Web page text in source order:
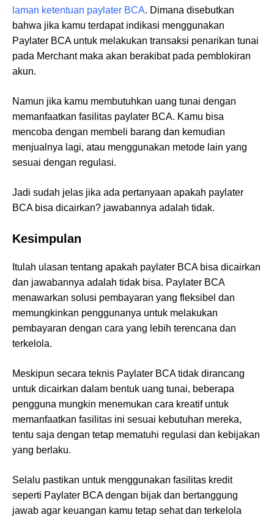
laman ketentuan paylater BCA. Dimana disebutkan
bahwa jika kamu terdapat indikasi menggunakan
Paylater BCA untuk melakukan transaksi penarikan tunai
pada Merchant maka akan berakibat pada pemblokiran
akun.
Namun jika kamu membutuhkan uang tunai dengan
memanfaatkan fasilitas paylater BCA. Kamu bisa
mencoba dengan membeli barang dan kemudian
menjualnya lagi, atau menggunakan metode lain yang
sesuai dengan regulasi.
Jadi sudah jelas jika ada pertanyaan apakah paylater
BCA bisa dicairkan? jawabannya adalah tidak.
Kesimpulan
Itulah ulasan tentang apakah paylater BCA bisa dicairkan
dan jawabannya adalah tidak bisa. Paylater BCA
menawarkan solusi pembayaran yang fleksibel dan
memungkinkan penggunanya untuk melakukan
pembayaran dengan cara yang lebih terencana dan
terkelola.
Meskipun secara teknis Paylater BCA tidak dirancang
untuk dicairkan dalam bentuk uang tunai, beberapa
pengguna mungkin menemukan cara kreatif untuk
memanfaatkan fasilitas ini sesuai kebutuhan mereka,
tentu saja dengan tetap mematuhi regulasi dan kebijakan
yang berlaku.
Selalu pastikan untuk menggunakan fasilitas kredit
seperti Paylater BCA dengan bijak dan bertanggung
jawab agar keuangan kamu tetap sehat dan terkelola